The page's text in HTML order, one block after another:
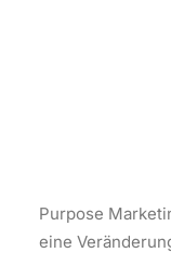
Purpose
eine